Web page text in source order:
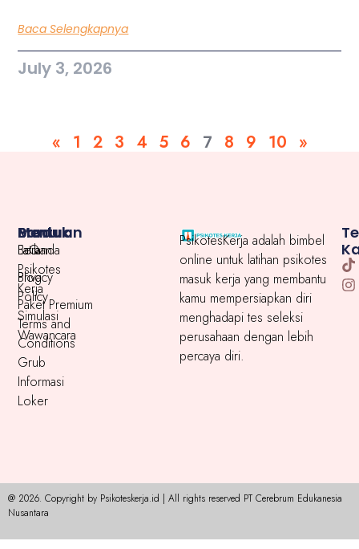
Baca Selengkapnya
July 3, 2026
« 1 2 3 4 5 6 7 8 9 10 »
PsikotesKerja adalah bimbel
online untuk latihan psikotes
masuk kerja yang membantu
kamu mempersiapkan diri
menghadapi tes seleksi
perusahaan dengan lebih
percaya diri.
Menu
Beranda
Blog
Paket Premium
Produk
Latihan
Psikotes
Kerja
Simulasi
Wawancara
Grub
Informasi
Loker
Bantuan
FaQ
Privacy
Policy
Terms and
Conditions
@ 2026. Copyright by Psikoteskerja.id | All rights reserved PT Cerebrum Edukanesia
Nusantara​